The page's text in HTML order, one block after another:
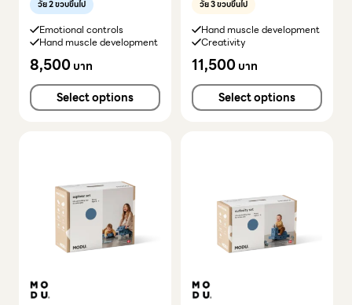
วัย 2 ขวบขึ้นไป
Emotional controls
Hand muscle development
8,500บาท
Select options
วัย 3 ขวบขึ้นไป
Hand muscle development
Creativity
11,500บาท
Select options